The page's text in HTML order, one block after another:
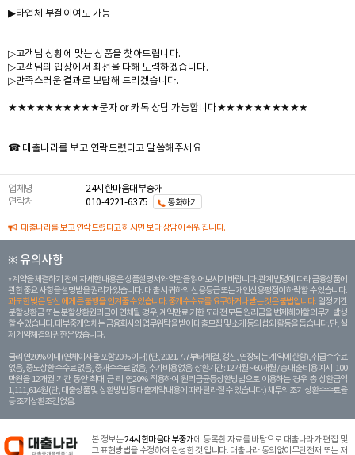
▶타업체 부결이여도 가능
▷고객님 상황에 맞는 상품을 찾아드립니다.
▷고객님의 입장에서 최선을 다해 노력하겠습니다.
▷만족스러운 결과로 보답해 드리겠습니다.
★★★★★★★★★★문자 or 카톡 상담 가능합니다★★★★★★★★★★
☎ 대출나라를 보고 연락드렸다고 말씀해주세요
업체명
24시한마음대부중개
연락처
010-4221-6375 통화하기
대출나라를 보고 연락드렸다고 하시면 보다 상담이 쉬워집니다.
※ 유의사항
계약을 체결하기 전에 자세한 내용은 상품설명서와 약관을 읽어보시기 바랍니다. 관계 법령에 따라 금융상품에
관한 중요 사항을 설명받을 권리가 있습니다. 대 출 시 귀하의 신용등급 또는 개인신용평점이 하락할 수 있습니다.
과도한 빚은 당신 에게 큰 불행을 안겨줄 수 있습니다. 중개수수료를 요구하거나 받는 것은 불법입니다. 일정 기간
분할상환금 또는 분할상환원리금이 연체될 경우, 계약만료 기한 도래전 모든 원리금을 변제해야할 의무가 발생
할 수 있습니다. 대부중개업체는 금융회사의 업무위탁을 받아 대출모집 및 소개 등의 섭외 활동을 돕습니다. 단, 실
제 계약체결의 권한은 없습니다.
금리 연20% 이내 (연체이자율 포함 20% 이내) (단, 2021. 7. 7부터 체결, 갱신, 연장되는 계 약에 한함), 취급수수료
없음, 중도상환 수수료 없음, 중개수수료 없음, 추가비용 없음. 상환기간 : 12개월 ~ 60개월 / 총 대출 비용 예시 : 100
만원을 12개월 기간 동안 최대 금 리 연20% 적용하여 원리금균등상환방법으로 이용하는 경우 총 상환금액
1,111,614원 (단, 대출상품 및 상환방법 등 대출계약 내용에 따라 달라질 수 있습니다.) 채무의 조기 상환수수료율
등 조기상환조건 없음.
본 정보는24시한마음대부중개에 등록한 자료를 바탕으로 대출나라가 편집 및
그 표현방법을 수정하여 완성한 것 입니다. 대출나라 동의없이무단전재 또는 재